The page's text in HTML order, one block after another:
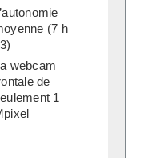
(7 h
webcam
de
1